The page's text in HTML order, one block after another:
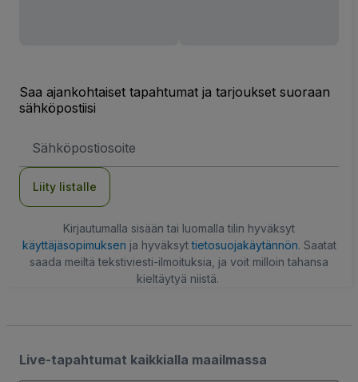
Saa ajankohtaiset tapahtumat ja tarjoukset suoraan
sähköpostiisi
Liity listalle
Kirjautumalla sisään tai luomalla tilin hyväksyt
käyttäjäsopimuksen ja hyväksyttietosuojakäytännön. Saatat
saada meiltä tekstiviesti-ilmoituksia, ja voit milloin tahansa
kieltäytyä niistä.
Live-tapahtumat kaikkialla maailmassa